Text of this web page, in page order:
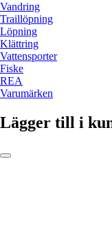
Vandring
Traillöpning
Löpning
Klättring
Vattensporter
Fiske
REA
Varumärken
Lägger till i